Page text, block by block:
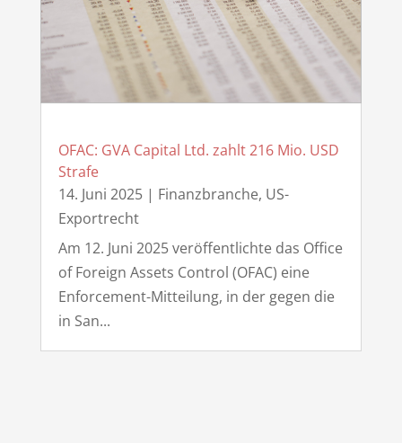
OFAC: GVA Capital Ltd. zahlt 216 Mio. USD
Strafe
14. Juni 2025| Finanzbranche, US-
Exportrecht
Am 12. Juni 2025 veröffentlichte das Office
of Foreign Assets Control (OFAC) eine
Enforcement-Mitteilung, in der gegen die
in San...